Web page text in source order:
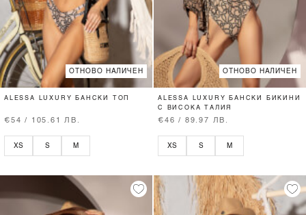
ОТНОВО НАЛИЧЕН
ALESSA LUXURY БАНСКИ ТОП
€54 / 105.61 ЛВ.
XS S M
ОТНОВО НАЛИЧЕН
ALESSA LUXURY БАНСКИ БИКИНИ
С ВИСОКА ТАЛИЯ
€46 / 89.97 ЛВ.
XS S M